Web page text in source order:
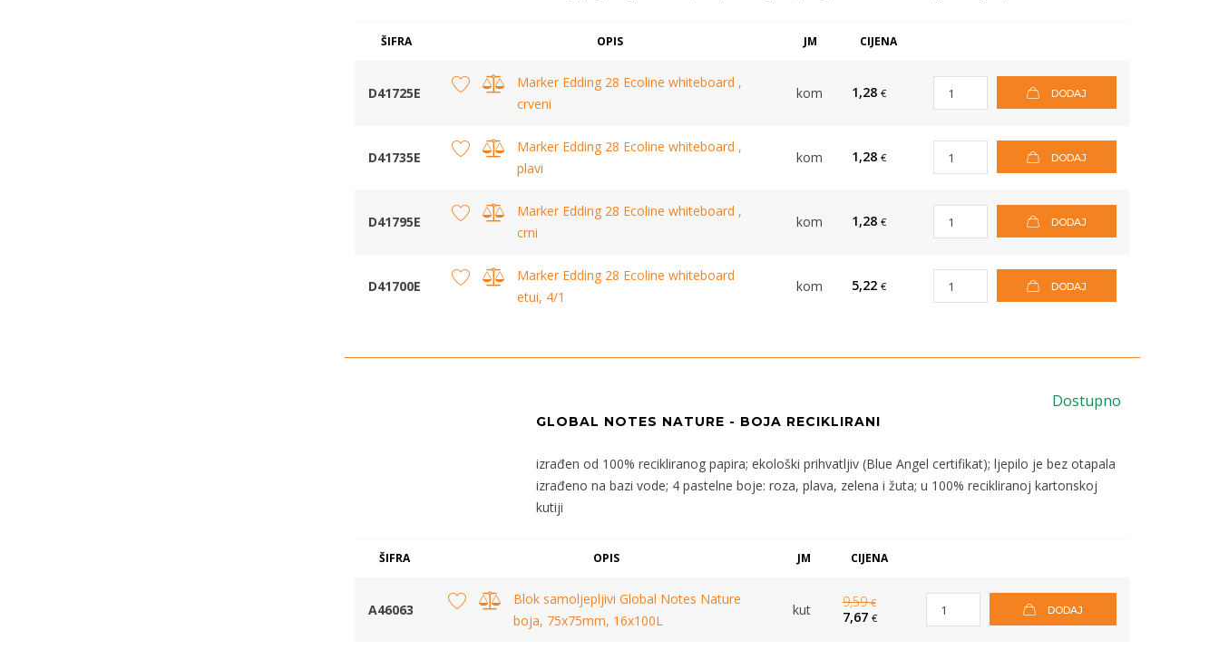
ŠIFRA OPIS JM CIJENA
D41725E
Marker Edding 28 Ecoline whiteboard ,
crveni
kom 1,28 € DODAJ
D41735E
Marker Edding 28 Ecoline whiteboard ,
plavi
kom 1,28 € DODAJ
D41795E
Marker Edding 28 Ecoline whiteboard ,
crni
kom 1,28 € DODAJ
D41700E
Marker Edding 28 Ecoline whiteboard
etui, 4/1
kom 5,22 € DODAJ
Dostupno
GLOBAL NOTES NATURE - BOJA RECIKLIRANI
izrađen od 100% recikliranog papira; ekološki prihvatljiv (Blue Angel certifikat); ljepilo je bez otapala
izrađeno na bazi vode; 4 pastelne boje: roza, plava, zelena i žuta; u 100% recikliranoj kartonskoj
kutiji
ŠIFRA OPIS JM CIJENA
A46063
Blok samoljepljivi Global Notes Nature
boja, 75x75mm, 16x100L
kut 9,59€
7,67 €
DODAJ